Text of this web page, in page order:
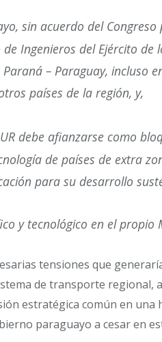
sin acuerdo del
Ingenieros del Ejército de
– Paraguay, incluso
países de la región, y,
debe afianzarse como
de países de extra
para su desarrollo
y tecnológico en el propio
tensiones que
de transporte regional,
estratégica común en una
paraguayo a cesar en